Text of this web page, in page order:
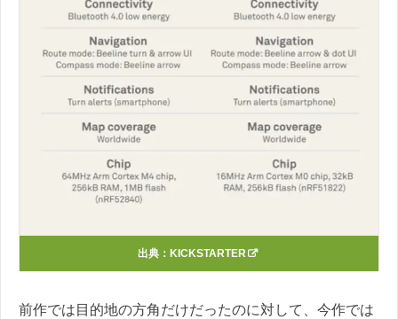
出典： KICKSTARTER
前作では目的地の方角だけだったのに対して、今作では